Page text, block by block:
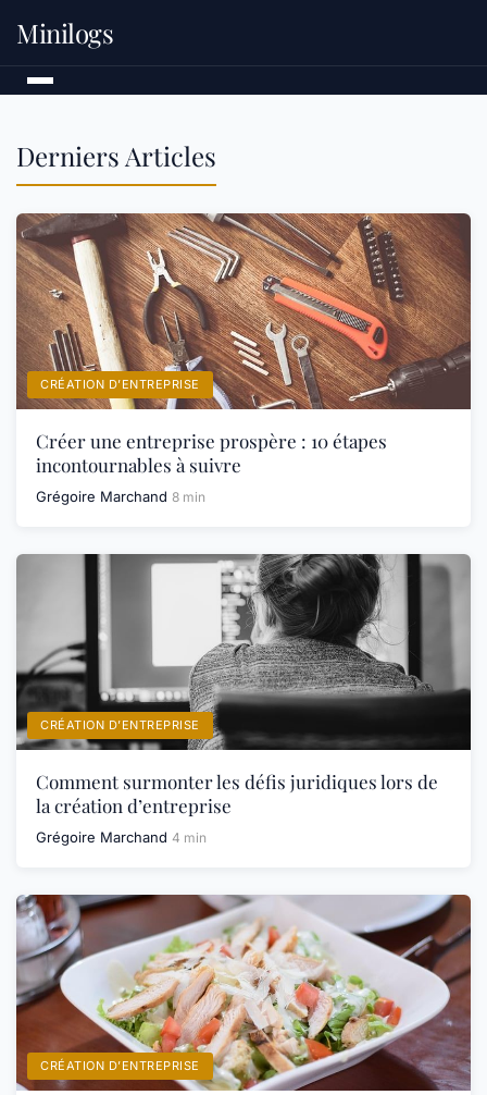
Minilogs
Derniers Articles
CRÉATION D’ENTREPRISE
Créer une entreprise prospère : 10 étapes
incontournables à suivre
Grégoire Marchand 8 min
CRÉATION D’ENTREPRISE
Comment surmonter les défis juridiques lors de
la création d’entreprise
Grégoire Marchand 4 min
CRÉATION D’ENTREPRISE